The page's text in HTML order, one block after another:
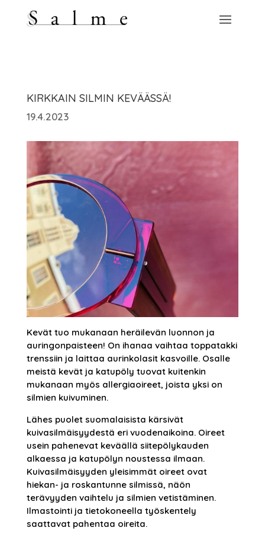
KIRKKAIN SILMIN KEVÄÄSSÄ!
19.4.2023
Kevät tuo mukanaan heräilevän luonnon ja
auringonpaisteen! On ihanaa vaihtaa toppatakki
trenssiin ja laittaa aurinkolasit kasvoille. Osalle
meistä kevät ja katupöly tuovat kuitenkin
mukanaan myös allergiaoireet, joista yksi on
silmien kuivuminen.
Lähes puolet suomalaisista kärsivät
kuivasilmäisyydestä eri vuodenaikoina. Oireet
usein pahenevat keväällä siitepölykauden
alkaessa ja katupölyn noustessa ilmaan.
Kuivasilmäisyyden yleisimmät oireet ovat
hiekan- ja roskantunne silmissä, näön
terävyyden vaihtelu ja silmien vetistäminen.
Ilmastointi ja tietokoneella työskentely
saattavat pahentaa oireita.